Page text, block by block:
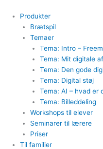
indholdet
Produkter
Brætspil
Temaer
Tema: Intro –
Tema: Mit digitale
Tema: Den gode
Tema: Digital støj
Tema: AI – hvad er
Tema: Billeddeling
Workshops til elever
Seminarer til lærere
Priser
Til familier